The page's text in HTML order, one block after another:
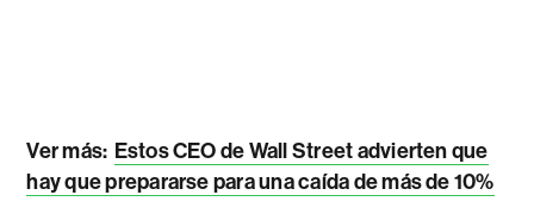
Ver más: Estos CEO de Wall Street advierten que
hay que prepararse para una caída de más de 10%